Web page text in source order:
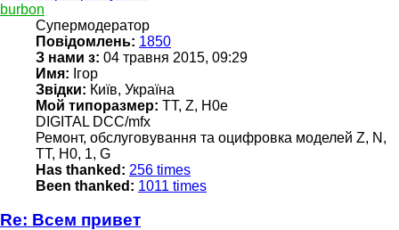
burbon
Супермодератор
Повідомлень: 1850
З нами з: 04 травня 2015, 09:29
Имя: Ігор
Звідки: Київ, Україна
Мой типоразмер: TT, Z, H0e
DIGITAL DCC/mfx
Ремонт, обслуговування та оцифровка моделей Z, N,
TT, H0, 1, G
Has thanked: 256 times
Been thanked: 1011 times
Re: Всем привет